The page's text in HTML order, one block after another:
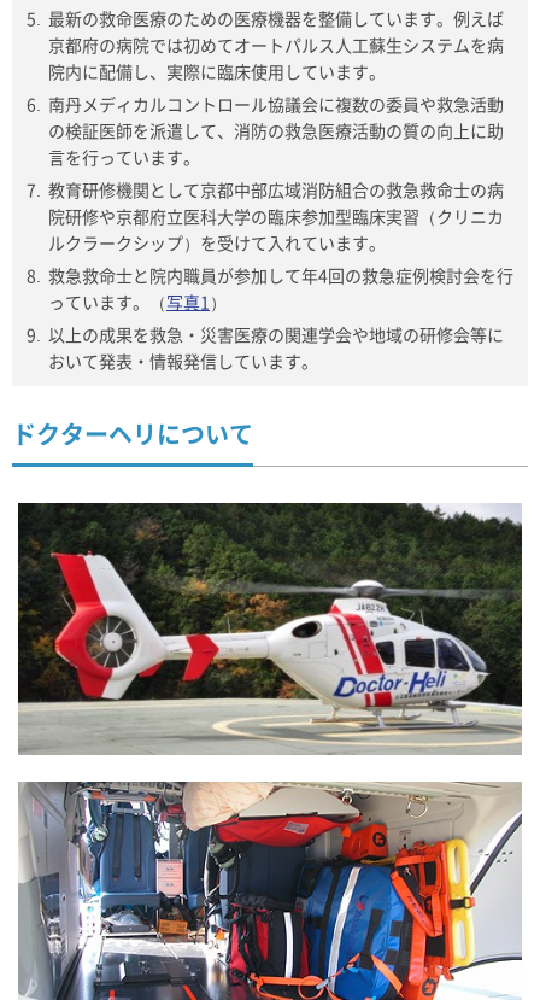
最新の救命医療のための医療機器を整備しています。例えば
京都府の病院では初めてオートパルス人工蘇生システムを病
院内に配備し、実際に臨床使用しています。
南丹メディカルコントロール協議会に複数の委員や救急活動
の検証医師を派遣して、消防の救急医療活動の質の向上に助
言を行っています。
教育研修機関として京都中部広域消防組合の救急救命士の病
院研修や京都府立医科大学の臨床参加型臨床実習（クリニカ
ルクラークシップ）を受けて入れています。
救急救命士と院内職員が参加して年4回の救急症例検討会を行
っています。（写真1）
以上の成果を救急・災害医療の関連学会や地域の研修会等に
おいて発表・情報発信しています。
ドクターヘリについて